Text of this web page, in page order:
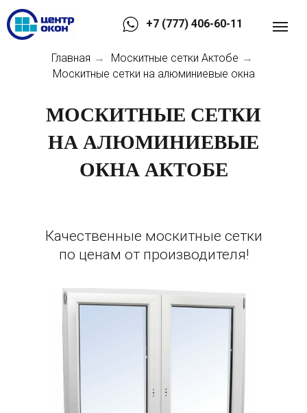
+7 (777) 406-60-11
Главная → Москитные сетки Актобе →
Москитные сетки на алюминиевые окна
МОСКИТНЫЕ СЕТКИ
НА АЛЮМИНИЕВЫЕ
ОКНА АКТОБЕ
Качественные москитные сетки
по ценам от производителя!